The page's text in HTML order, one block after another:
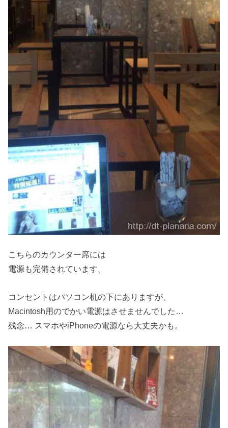
こちらのカウンター席には
電源も完備されています。
コンセントはパソコン机の下にありますが、
Macintosh用のでかい電源はさせませんでした…
残念… スマホやiPhoneの電源なら大丈夫かも。